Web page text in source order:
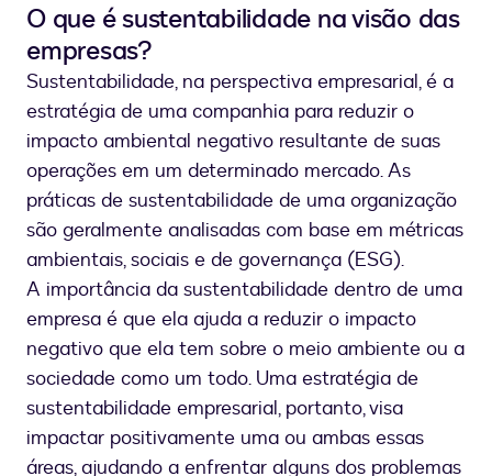
O que é sustentabilidade na visão das
empresas?
Sustentabilidade, na perspectiva empresarial, é a
estratégia de uma companhia para reduzir o
impacto ambiental negativo resultante de suas
operações em um determinado mercado. As
práticas de sustentabilidade de uma organização
são geralmente analisadas com base em métricas
ambientais, sociais e de governança (ESG).
A importância da sustentabilidade dentro de uma
empresa é que ela ajuda a reduzir o impacto
negativo que ela tem sobre o meio ambiente ou a
sociedade como um todo. Uma estratégia de
sustentabilidade empresarial, portanto, visa
impactar positivamente uma ou ambas essas
áreas, ajudando a enfrentar alguns dos problemas